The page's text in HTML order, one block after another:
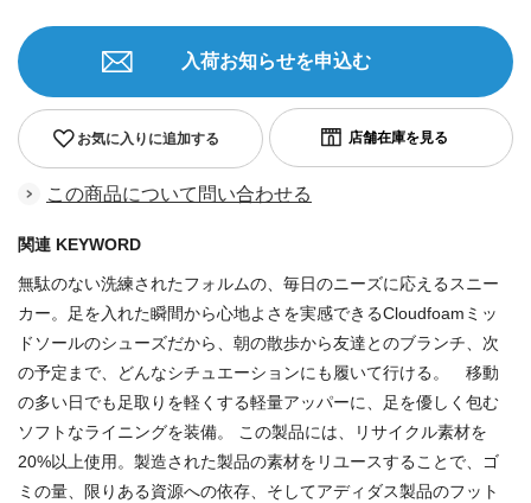
お気に入りに追加する
入荷お知らせを申込む
この商品について問い合わせる
関連 KEYWORD
無駄のない洗練されたフォルムの、毎日のニーズに応えるスニー
カー。足を入れた瞬間から心地よさを実感できるCloudfoamミッ
ドソールのシューズだから、朝の散歩から友達とのブランチ、次
の予定まで、どんなシチュエーションにも履いて行ける。 移動
の多い日でも足取りを軽くする軽量アッパーに、足を優しく包む
ソフトなライニングを装備。 この製品には、リサイクル素材を
20%以上使用。製造された製品の素材をリユースすることで、ゴ
ミの量、限りある資源への依存、そしてアディダス製品のフット